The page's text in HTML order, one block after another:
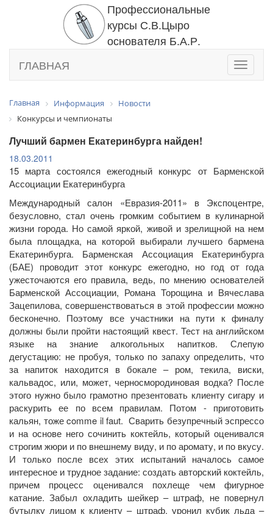
Профессиональные
курсы С.В.Цыро
основателя Б.А.Р.
Toggle
ГЛАВНАЯ
Главная Информация
Новости
Конкурсы и чемпионаты
Лучший бармен Екатеринбурга найден!
18.03.2011
15 марта состоялся ежегодный конкурс от Барменской
Ассоциации Екатеринбурга
Международный салон «Евразия-2011» в Экспоцентре,
безусловно, стал очень громким событием в кулинарной
жизни города. Но самой яркой, живой и зрелищной на нем
была площадка, на которой выбирали лучшего бармена
Екатеринбурга. Барменская Ассоциация Екатеринбурга
(БАЕ) проводит этот конкурс ежегодно, но год от года
ужесточаются его правила, ведь, по мнению основателей
Барменской Ассоциации, Романа Торощина и Вячеслава
Зацепилова, совершенствоваться в этой профессии можно
бесконечно. Поэтому все участники на пути к финалу
должны были пройти настоящий квест. Тест на английском
языке на знание алкогольных напитков. Слепую
дегустацию: не пробуя, только по запаху определить, что
за напиток находится в бокале – ром, текила, виски,
кальвадос, или, может, черносмородиновая водка? После
этого нужно было грамотно презентовать клиенту сигару и
раскурить ее по всем правилам. Потом - приготовить
кальян, тоже comme il faut. Сварить безупречный эспрессо
и на основе него сочинить коктейль, который оценивался
строгим жюри и по внешнему виду, и по аромату, и по вкусу.
И только после всех этих испытаний началось самое
интересное и трудное задание: создать авторский коктейль,
причем процесс оценивался похлеще чем фигурное
катание. Забыл охладить шейкер – штраф, не повернул
бутылку лицом к клиенту – штраф, уронил кубик льда –